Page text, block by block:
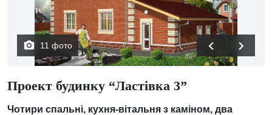
11 фото
Проект будинку “Ластівка 3”
Чотири спальні, кухня-вітальня з каміном, два